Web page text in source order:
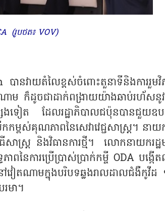
(រូបថត៖ VOV)
នវាយតំលៃខ្ពស់ចំពោះតួនាទីនិងការរួមវិ
ាម ក៏ដូចជាដាក់ពង្រាយយ៉ាងឆាប់រហ័សនូវ
ៀត ដែលរដ្ឋាភិបាលជប៉ុនបានជួយឧបត្
ពស់គុណភាពនៃសេវាវេជ្ជសាស្រ្ត។ នាយក
ាស្រ្ត និងវិធានការថ្មី។ លោកនាយករដ្ឋម
ៃការប្រើប្រាស់ប្រាក់កម្ចី ODA បង្កើត
តណាមក្នុងបរិបទឆ្លងរាលដាលជំងឺកូវី
មា។